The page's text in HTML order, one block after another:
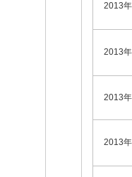
2013
2013
2013
2013